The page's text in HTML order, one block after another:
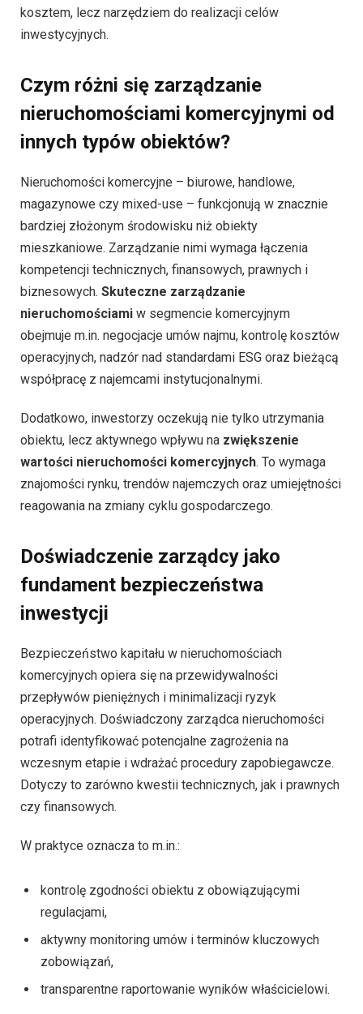
kosztem, lecz narzędziem do realizacji celów
inwestycyjnych.
Czym różni się zarządzanie
nieruchomościami komercyjnymi od
innych typów obiektów?
Nieruchomości komercyjne – biurowe, handlowe,
magazynowe czy mixed-use – funkcjonują w znacznie
bardziej złożonym środowisku niż obiekty
mieszkaniowe. Zarządzanie nimi wymaga łączenia
kompetencji technicznych, finansowych, prawnych i
biznesowych. Skuteczne zarządzanie
nieruchomościami w segmencie komercyjnym
obejmuje m.in. negocjacje umów najmu, kontrolę kosztów
operacyjnych, nadzór nad standardami ESG oraz bieżącą
współpracę z najemcami instytucjonalnymi.
Dodatkowo, inwestorzy oczekują nie tylko utrzymania
obiektu, lecz aktywnego wpływu na zwiększenie
wartości nieruchomości komercyjnych. To wymaga
znajomości rynku, trendów najemczych oraz umiejętności
reagowania na zmiany cyklu gospodarczego.
Doświadczenie zarządcy jako
fundament bezpieczeństwa
inwestycji
Bezpieczeństwo kapitału w nieruchomościach
komercyjnych opiera się na przewidywalności
przepływów pieniężnych i minimalizacji ryzyk
operacyjnych. Doświadczony zarządca nieruchomości
potrafi identyfikować potencjalne zagrożenia na
wczesnym etapie i wdrażać procedury zapobiegawcze.
Dotyczy to zarówno kwestii technicznych, jak i prawnych
czy finansowych.
W praktyce oznacza to m.in.:
kontrolę zgodności obiektu z obowiązującymi
regulacjami,
aktywny monitoring umów i terminów kluczowych
zobowiązań,
transparentne raportowanie wyników właścicielowi.